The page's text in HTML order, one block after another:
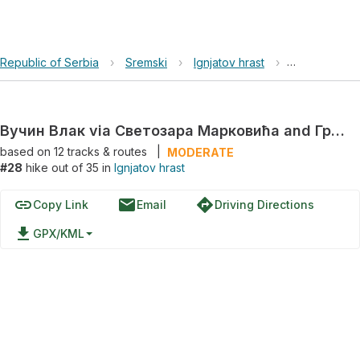
Republic of Serbia › Sremski › Ignjatov hrast › Вучин Влак
Вучин Влак via Светозара Марковића and Гргетег - ТВ торањ
based on 12tracks & routes
MODERATE
#28 hike out of 35 in Ignjatov hrast
linkCopy Link emailEmail directionsDriving Directions
file_download GPX/KML